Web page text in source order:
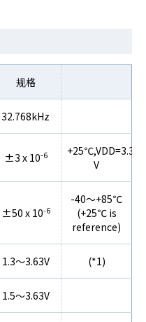
规格
32.768kHz
±3 x 10-6
+25℃,VDD=3.3
V
±50 x 10-6
-40～+85℃
(+25℃ is
reference)
1.3～3.63V (*1)
1.5～3.63V